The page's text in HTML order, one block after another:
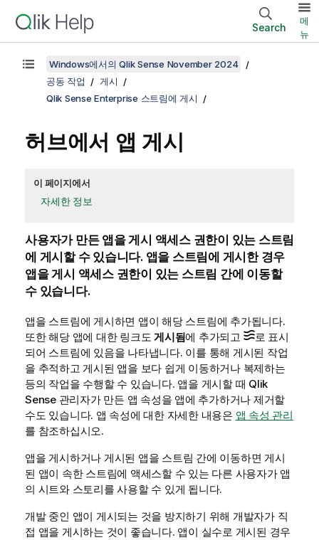
Search
메
뉴
Windows에서의 Qlik Sense November 2024
공동 작업
게시
Qlik Sense Enterprise 스트림에 게시
허브에서 앱 게시
이 페이지에서
자세한 정보
사용자가 만든 앱을 게시 액세스 권한이 있는 스트림
에 게시할 수 있습니다. 앱을 스트림에 게시한 경우
앱을 게시 액세스 권한이 있는 스트림 간에 이동할
수 있습니다.
앱을 스트림에 게시하면 앱이 해당 스트림에 추가됩니다.
또한 해당 앱에 대한 링크도 게시됨에 추가되고
로 표시
되어 스트림에 있음을 나타냅니다. 이를 통해 게시된 작업
을 추적하고 게시된 앱을 보다 쉽게 이동하거나 복제하는
등의 작업을 수행할 수 있습니다. 앱을 게시할 때 Qlik
Sense관리자가 만든 앱 속성을 앱에 추가하거나 제거할
수도 있습니다. 앱 속성에 대한 자세한 내용은 앱 속성 관리
를 참조하십시오.
앱을 게시하거나 게시된 앱을 스트림 간에 이동하면 게시
된 앱이 속한 스트림에 액세스할 수 있는 다른 사용자가 앱
의 시트와 스토리를 사용할 수 있게 됩니다.
개발 중인 앱이 게시되는 것을 방지하기 위해 개발자가 직
접 앱을 게시하는 것이 좋습니다. 앱이 실수로 게시된 경우